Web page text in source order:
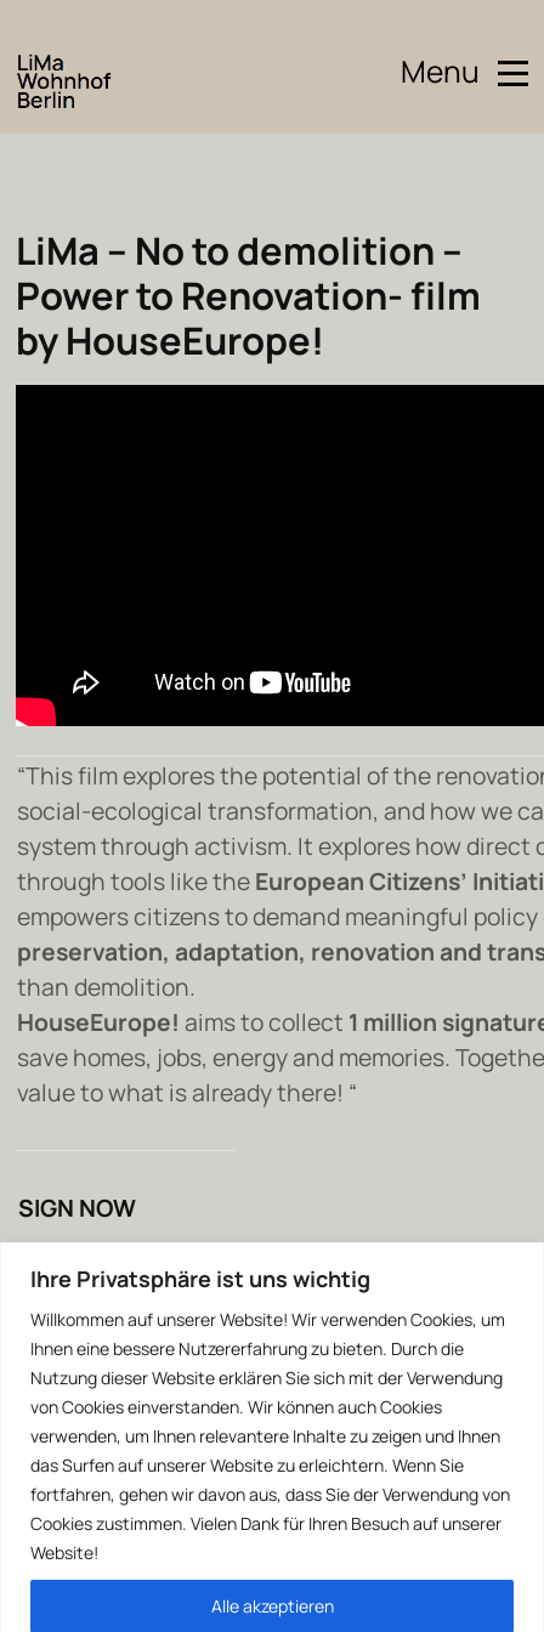
Ihre Privatsphäre ist uns wichtig
Willkommen auf unserer Website! Wir verwenden Cookies, um
Ihnen eine bessere Nutzererfahrung zu bieten. Durch die
Nutzung dieser Website erklären Sie sich mit der Verwendung
von Cookies einverstanden. Wir können auch Cookies
verwenden, um Ihnen relevantere Inhalte zu zeigen und Ihnen
das Surfen auf unserer Website zu erleichtern. Wenn Sie
fortfahren, gehen wir davon aus, dass Sie der Verwendung von
Cookies zustimmen. Vielen Dank für Ihren Besuch auf unserer
Website!
Alle akzeptieren
Menu
LiMa – No to demolition –
Power to Renovation- film
by HouseEurope!
“This film explores the potential of the
social-ecological transformation, and how we
system through activism. It explores how direct
through tools like theEuropean Citizens’
empowers citizens to demand meaningful
preservation, adaptation, renovation and
than demolition.
HouseEurope! aims to collect 1 million
save homes, jobs, energy and memories.
value to what is already there! “
SIGN NOW